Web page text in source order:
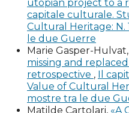
D'Arco nel secondo
e nel ventesimo
Fondazione d’Arco
(Mantova, 18 settembre
Mantova: Sometti, pp. 105-
Contini R. (2008), Berlino
del Piombo 1485-1547,
utopian project to a
capitale culturale.
Cultural Heritage: N.
le due Guerre
Marie Gasper-Hulvat,
missing and
retrospective , Il
Value of Cultural
mostre tra le due
Matilde Cartolari, «A